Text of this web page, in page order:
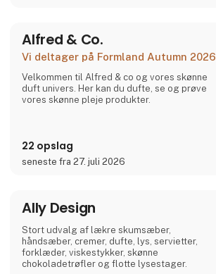
Alfred & Co.
Vi deltager på Formland Autumn 2026
Velkommen til Alfred & co og vores skønne
duft univers. Her kan du dufte, se og prøve
vores skønne pleje produkter.
22 opslag
seneste fra 27. juli 2026
Ally Design
Stort udvalg af lækre skumsæber,
håndsæber, cremer, dufte, lys, servietter,
forklæder, viskestykker, skønne
chokoladetrøfler og flotte lysestager.